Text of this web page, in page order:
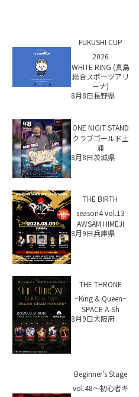
FUKUSHI CUP
2026
WHITE RING (真島
総合スポーツアリ
ーナ)
8月8日長野県
ONE NIGIT STAND
クラブゴールド土
浦
8月8日茨城県
THE BIRTH
season4 vol.13
AWSAM HIMEJI
8月9日兵庫県
THE THRONE
~King & Queen~
SPACE A-Sh
8月9日大阪府
Beginner's Stage
vol.48〜初心者キ